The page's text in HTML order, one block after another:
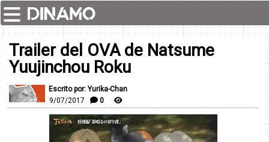
Trailer del OVA de Natsume
Yuujinchou Roku
Escrito por: Yurika-Chan
9/07/2017
0